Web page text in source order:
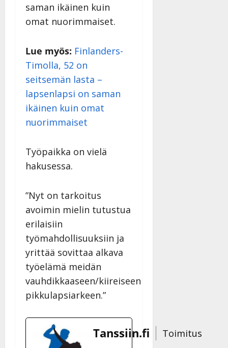
saman ikäinen kuin
omat nuorimmaiset.
Lue myös: Finlanders-
Timolla, 52 on
seitsemän lasta –
lapsenlapsi on saman
ikäinen kuin omat
nuorimmaiset
Työpaikka on vielä
hakusessa.
”Nyt on tarkoitus
avoimin mielin tutustua
erilaisiin
työmahdollisuuksiin ja
yrittää sovittaa alkava
työelämä meidän
vauhdikkaaseen/kiireiseen
pikkulapsiarkeen.”
Tanssiin.fi
Toimitus